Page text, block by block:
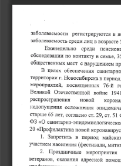
ЗабОЛеВаеМОСТИ РеГИСТРирУются в
заболеваемостъ среди лиц в возрасте
Еженедельно среди
обследоВаниИ по контакту В семьеⰀ З
общественных мест с нарушением
в целях обеспечения
территсРии г⸀ Новосибирска в период
мероприятийⰀ посвященных 㜀㘀ⴀй
Великой отечественной войне ㄀最㐀
распространения новой
недог爀礀ЩениЯ осложнеНш䤀
старше 㘀㔀 летⰀ согласно ст⸀(ᄀ)㤀Ⰰ ст⸀ 㔀㄀
ФЗ ⠀о санитарноⴀэпидемиологическом
(ᄀ) кПрофилактика новой
㄀Ⰰ Запретить в период
昀椀愀挀吀琀笀攀М населеⰀния ⠀фестивалиⰀ
(ᄀ)⸀ ㄀㄀раздничные мероприяти爀䤀
ветерановⰀ
оказания адресной